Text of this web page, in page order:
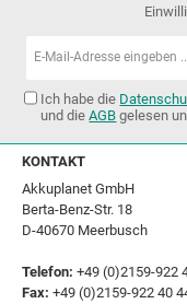
Ich habe die
und dieAGB gelesen
KONTAKT
Akkuplanet GmbH
Berta-Benz-Str. 18
D-40670 Meerbusch
Telefon: +49 (0)2159-922
Fax: +49 (0)2159-922 40